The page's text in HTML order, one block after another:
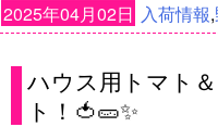
2025年04月02日 入荷情報,
ハウス用トマト
ト！🍅🥒✨